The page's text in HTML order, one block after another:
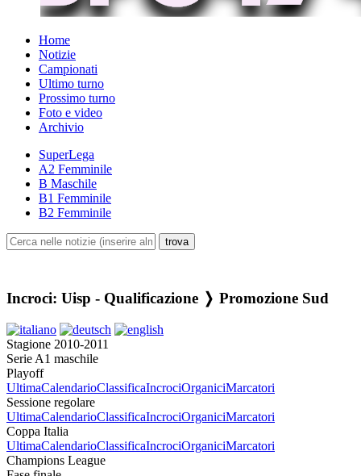
Home
Notizie
Campionati
Ultimo turno
Prossimo turno
Foto e video
Archivio
SuperLega
A2 Femminile
B Maschile
B1 Femminile
B2 Femminile
Incroci: Uisp - Qualificazione ❭ Promozione Sud
Stagione 2010-2011
Serie A1 maschile
Playoff
UltimaCalendarioClassificaIncrociOrganiciMarcatori
Sessione regolare
UltimaCalendarioClassificaIncrociOrganiciMarcatori
Coppa Italia
UltimaCalendarioClassificaIncrociOrganiciMarcatori
Champions League